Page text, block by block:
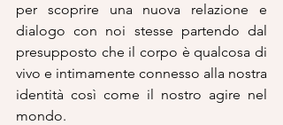
per scoprire una nuova relazione e
dialogo con noi stesse partendo dal
presupposto che il corpo è qualcosa di
vivo e intimamente connesso alla nostra
identità così come il nostro agire nel
mondo.